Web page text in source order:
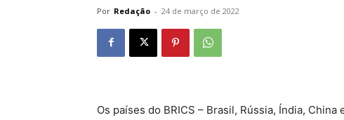
Por Redação - 24 de março de 2022
Os países do BRICS – Brasil, Rússia, Índia,